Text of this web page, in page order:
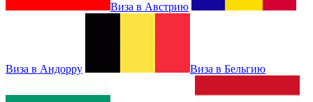
Виза в Австрию
Виза в Андорру Виза в Бельгию